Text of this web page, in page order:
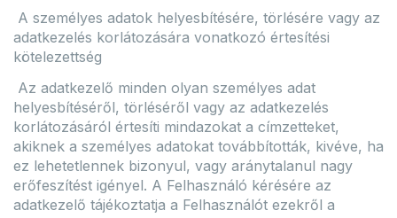
A személyes adatok helyesbítésére, törlésére vagy az
adatkezelés korlátozására vonatkozó értesítési
kötelezettség
Az adatkezelő minden olyan személyes adat
helyesbítéséről, törléséről vagy az adatkezelés
korlátozásáról értesíti mindazokat a címzetteket,
akiknek a személyes adatokat továbbították, kivéve, ha
ez lehetetlennek bizonyul, vagy aránytalanul nagy
erőfeszítést igényel. A Felhasználó kérésére az
adatkezelő tájékoztatja a Felhasználót ezekről a